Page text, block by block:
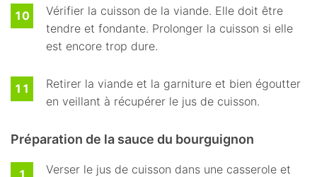
Vérifier la cuisson de la viande. Elle doit être
tendre et fondante. Prolonger la cuisson si elle
est encore trop dure.
Retirer la viande et la garniture et bien égoutter
en veillant à récupérer le jus de cuisson.
Préparation de la sauce du bourguignon
Verser le jus de cuisson dans une casserole et